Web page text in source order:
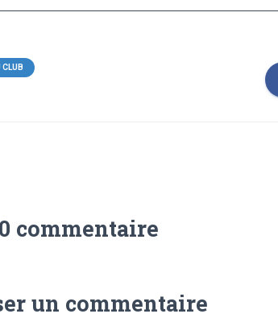
CLUB
0 commentaire
un commentaire